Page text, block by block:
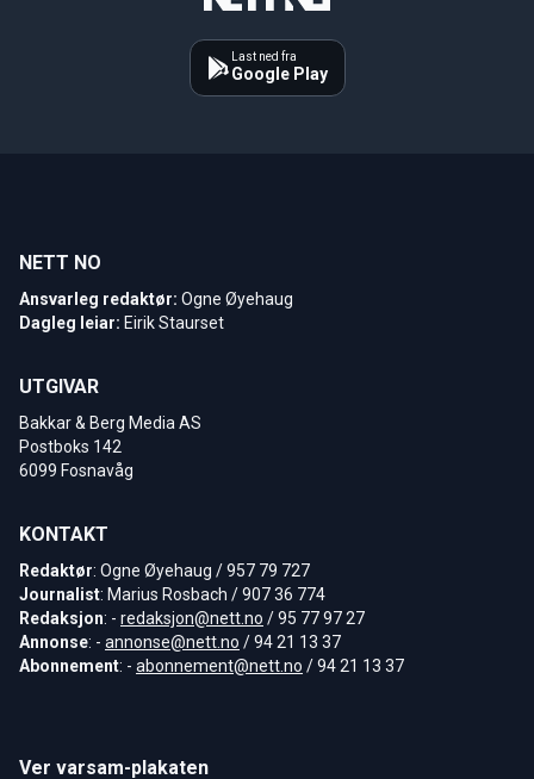
Last ned fra
Google Play
NETT NO
Ansvarleg redaktør: Ogne Øyehaug
Dagleg leiar: Eirik Staurset
UTGIVAR
Bakkar & Berg Media AS
Postboks 142
6099 Fosnavåg
KONTAKT
Redaktør: Ogne Øyehaug / 957 79 727
Journalist: Marius Rosbach / 907 36 774
Redaksjon: - redaksjon@nett.no / 95 77 97 27
Annonse: - annonse@nett.no / 94 21 13 37
Abonnement: - abonnement@nett.no / 94 21 13 37
Ver varsam-plakaten